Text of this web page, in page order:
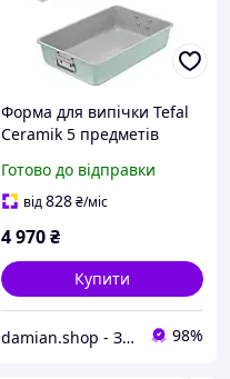
Форма для випічки Tefal
Ceramik 5 предметів
Готово до відправки
від828₴/міс
4 970₴
Купити
damian.shop - Знайдеться все! Техніка і не лише... 98%